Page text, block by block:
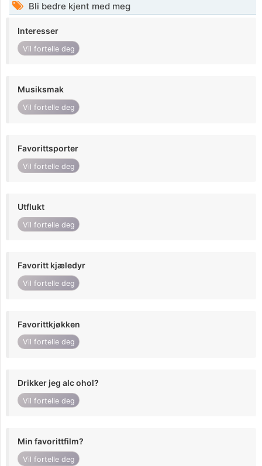
Bli bedre kjent med meg
Interesser
Vil fortelle deg
Musiksmak
Vil fortelle deg
Favorittsporter
Vil fortelle deg
Utflukt
Vil fortelle deg
Favoritt kjæledyr
Vil fortelle deg
Favorittkjøkken
Vil fortelle deg
Drikker jeg alc ohol?
Vil fortelle deg
Min favorittfilm?
Vil fortelle deg